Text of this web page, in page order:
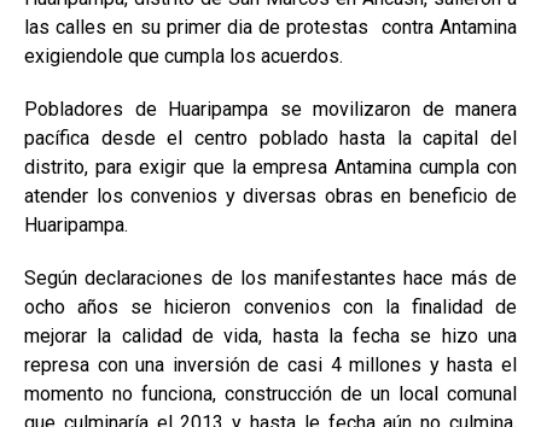
las calles en su primer dia de protestas contra Antamina
exigiendole que cumpla los acuerdos.
Pobladores de Huaripampa se movilizaron de manera
pacífica desde el centro poblado hasta la capital del
distrito, para exigir que la empresa Antamina cumpla con
atender los convenios y diversas obras en beneficio de
Huaripampa.
Según declaraciones de los manifestantes hace más de
ocho años se hicieron convenios con la finalidad de
mejorar la calidad de vida, hasta la fecha se hizo una
represa con una inversión de casi 4 millones y hasta el
momento no funciona, construcción de un local comunal
que culminaría el 2013 y hasta le fecha aún no culmina,